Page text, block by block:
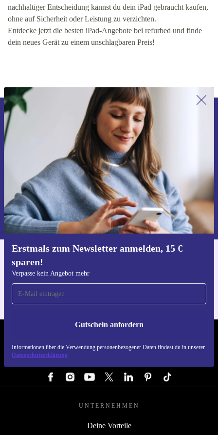
nachhaltiger Entscheidung kannst du dein iPad gebraucht kaufen,
ohne auf Sicherheit oder Leistung zu verzichten.
Entdecke jetzt die besten iPad-Angebote bei refurbed und finde
dein neues Gerät zu einem unschlagbaren Preis!
Erstmals zum Newsletter anmelden, 15 €
sparen!
Verpasse kein Angebot mehr
Gutschein anfordern
Informationen über die Verwendung personenbezogener Daten findest du in unserer
Datenschutzerklärung
Erstmals zum Newsletter anmelden,
15 € sparen!
Verpasse kein Angebot mehr.
Gutschein anfordern
Informationen über die Verwendung personenbezogener Daten findest
du in unsererDatenschutzerklärung.
Für iOS und Android
UNTERNEHMEN
Deine Vorteile